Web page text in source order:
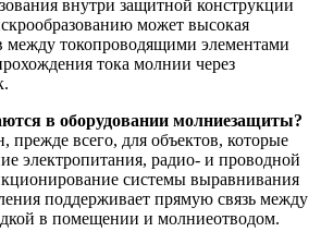
внутри защитной конструкции
может высокая
между токопроводящими элементами
тока молнии через
в оборудовании молниезащиты?
прежде всего, для объектов, которые
электропитания, радио- и проводной
системы выравнивания
поддерживает прямую связь между
в помещении и молниеотводом.